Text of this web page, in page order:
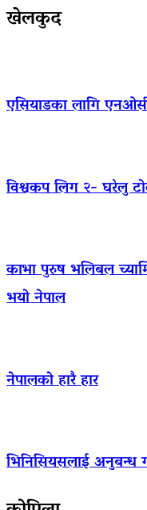
खेलकुद
एसियाडका लागि
विश्वकप लिग २- घरेलु
काभा पुरुष भलिबल
भयो नेपाल
नेपालको हारै हार
भिनिसियसलाई